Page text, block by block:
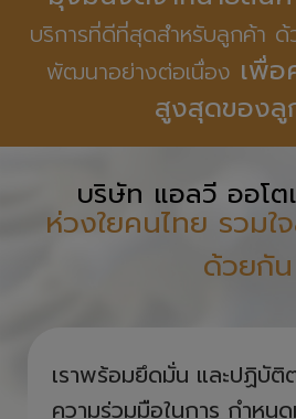
“มุ่งมั่นจัดจำหน่ายสิ
บริการที่ดีที่สุดสำหรับลูกค้า ด้
พัฒนาอย่างต่อเนื่อง
เพื่
สูงสุดของลู
บริษัท แอลวี ออโต
ห่วงใยคนไทย รวมใ